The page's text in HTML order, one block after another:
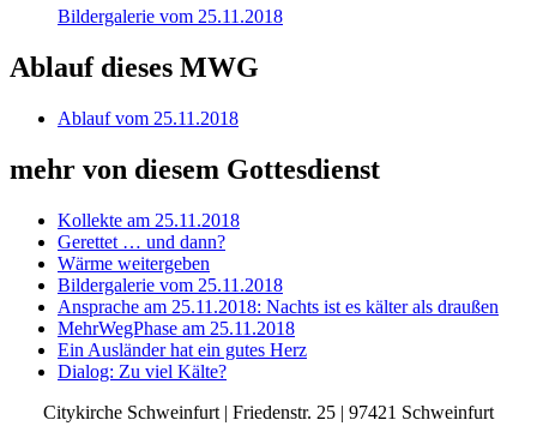
Bildergalerie vom 25.11.2018
Ablauf dieses MWG
Ablauf vom 25.11.2018
mehr von diesem Gottesdienst
Kollekte am 25.11.2018
Gerettet … und dann?
Wärme weitergeben
Bildergalerie vom 25.11.2018
Ansprache am 25.11.2018: Nachts ist es kälter als draußen
MehrWegPhase am 25.11.2018
Ein Ausländer hat ein gutes Herz
Dialog: Zu viel Kälte?
Citykirche Schweinfurt | Friedenstr. 25 | 97421 Schweinfurt